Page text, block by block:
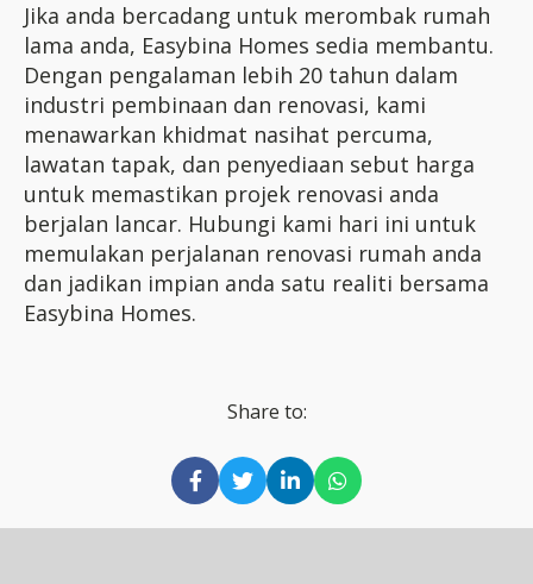
Jika anda bercadang untuk merombak rumah
lama anda, Easybina Homes sedia membantu.
Dengan pengalaman lebih 20 tahun dalam
industri pembinaan dan renovasi, kami
menawarkan khidmat nasihat percuma,
lawatan tapak, dan penyediaan sebut harga
untuk memastikan projek renovasi anda
berjalan lancar. Hubungi kami hari ini untuk
memulakan perjalanan renovasi rumah anda
dan jadikan impian anda satu realiti bersama
Easybina Homes.
Share to: